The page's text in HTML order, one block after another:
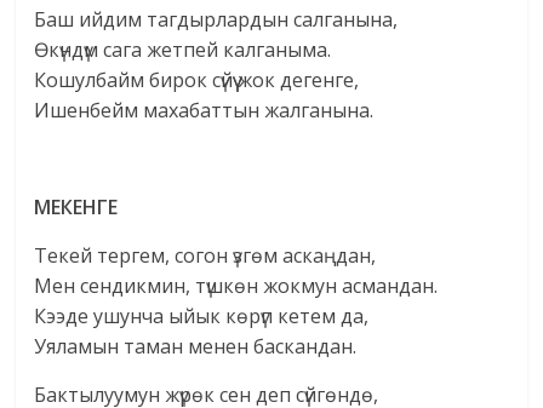
Баш ийдим тагдырлардын салганына,
Өкүндүм сага жетпей калганыма.
Кошулбайм бирок сүйүү жок дегенге,
Ишенбейм махабаттын жалганына.
МЕКЕНГЕ
Текей тергем, согон үзгөм аскаңдан,
Мен сендикмин, түшкөн жокмун асмандан.
Кээде ушунча ыйык көрүп кетем да,
Уяламын таман менен баскандан.
Бактылуумун жүрөк сен деп сүйгөндө,